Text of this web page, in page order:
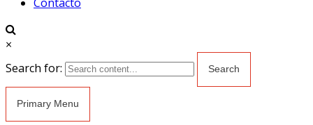
×
Search for:
Primary Menu